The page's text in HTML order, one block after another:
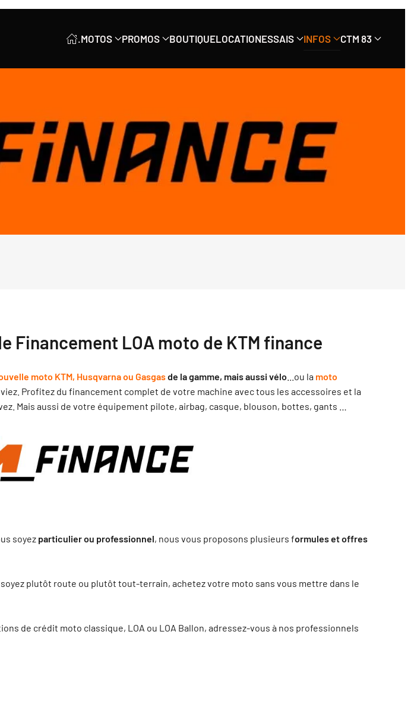
MOTOS PROMOS BOUTIQUELOCATIONESSAIS INFOS CTM 83
Financement LOA moto de KTM finance
moto KTM, Husqvarna ou Gasgasde la gamme, mais aussi vélo ...ou la moto
Profitez du financement complet de votre machine avec tous les accessoires et la
Mais aussi de votre équipement pilote, airbag, casque, blouson, bottes, gants …
soyez particulier ou professionnel, nous vous proposons plusieurs formules et offres
soyez plutôt route ou plutôt tout-terrain, achetez votre moto sans vous mettre dans le
de crédit moto classique, LOA ou LOA Ballon, adressez-vous à nos professionnels